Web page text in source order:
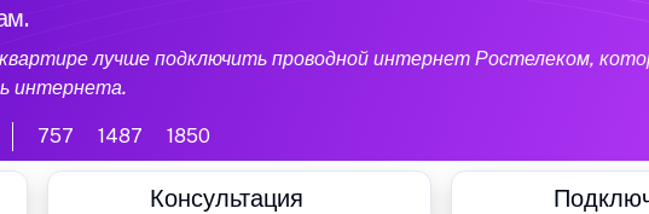
лучше подключить проводной интернет Ростелеком,
интернета.
757 1487 1850
Консультация